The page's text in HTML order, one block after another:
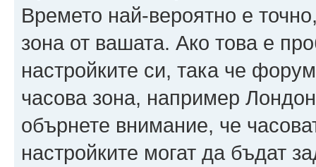
Времето най-вероятно е
зона от вашата. Ако това е
настройките си, така че
часова зона, например
обърнете внимание, че
настройките могат да бъдат